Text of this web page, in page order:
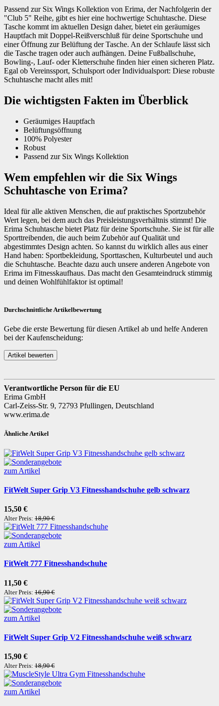
Passend zur Six Wings Kollektion von Erima, der Nachfolgerin der
"Club 5" Reihe, gibt es hier eine hochwertige Schuhtasche. Diese
Tasche kommt im aktuellen Design daher, bietet ein geräumiges
Hauptfach mit Doppel-Reißverschluß für deine Sportschuhe und
einer Öffnung zur Belüftung der Tasche. An der Schlaufe lässt sich
die Tasche tragen oder auch aufhängen. Deine Fußballschuhe,
Bowling-, Lauf- oder Kletterschuhe finden hier einen sicheren Platz.
Egal ob Vereinssport, Schulsport oder Individualsport: Diese robuste
Schuhtasche macht alles mit!
Die wichtigsten Fakten im Überblick
Geräumiges Hauptfach
Belüftungsöffnung
100% Polyester
Robust
Passend zur Six Wings Kollektion
Wem empfehlen wir die Six Wings
Schuhtasche von Erima?
Ideal für alle aktiven Menschen, die auf praktisches Sportzubehör
Wert legen, bei dem auch das Preisleistungsverhältnis stimmt! Die
Erima Schuhtasche bietet Platz für deine Sportschuhe. Sie ist für alle
Sporttreibenden, die auch beim Zubehör auf Qualität und
abgestimmtes Design achten. So kannst du wirklich alles aus einer
Hand haben: Sportbekleidung, Sporttaschen, Kulturbeutel und auch
die Schuhtasche. Beachte dazu auch unsere anderen Angebote von
Erima im Fitnesskaufhaus. Das macht den Gesamteindruck stimmig
und deinen Wohlfühlfaktor ist optimal!
Durchschnittliche Artikelbewertung
Gebe die erste Bewertung für diesen Artikel ab und helfe Anderen
bei der Kaufenscheidung:
Verantwortliche Person für die EU
Erima GmbH
Carl-Zeiss-Str. 9, 72793 Pfullingen, Deutschland
www.erima.de
Ähnliche Artikel
zum Artikel
FitWelt Super Grip V3 Fitnesshandschuhe gelb schwarz
15,50 €
Alter Preis: 18,90 €
zum Artikel
FitWelt 777 Fitnesshandschuhe
11,50 €
Alter Preis: 16,90 €
zum Artikel
FitWelt Super Grip V2 Fitnesshandschuhe weiß schwarz
15,90 €
Alter Preis: 18,90 €
zum Artikel